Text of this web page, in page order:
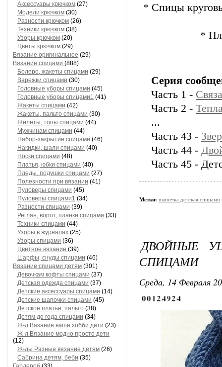
Аксессуары крючком (27)
Модели крючком (30)
Разности крючком (26)
Техники крючком (38)
Узоры крючком (20)
Цветы крючком (29)
Вязание оригинальное (29)
Вязание спицами (888)
Болеро, жакеты спицами (29)
Варежки спицами (30)
Головные уборы спицами (45)
Головные уборы спицами1 (41)
Жакеты спицами (42)
Жакеты, пальто спицами (30)
Жилеты, топы спицами (44)
Мужчинам спицами (44)
Набор-закрытие спицами (46)
Накидки, шали спицами (40)
Носки спицами (48)
Платья, юбки спицами (40)
Пледы, подушки спицами (27)
Полезности при вязании (41)
Пуловеры спицами (45)
Пуловеры спицами1 (34)
Разности спицами (39)
Реглан, ворот, планки спицами (33)
Техники спицами (44)
Узоры в журналах (25)
Узоры спицами (36)
Цветное вязание (39)
Шарфы, снуды спицами (46)
Вязание спицами детям (301)
Девочкам кофты спицами (37)
Детская одежда спицами (37)
Детские аксессуары спицами (14)
Детские шапочки спицами (45)
Детское платье, пальто (38)
Детям до года спицами (34)
Ж-л Вязание ваше хобби дети (23)
Ж-л Вязание модно просто дети
(12)
Ж-лы Разные вязание детям (26)
Сабринa детям, беби (35)
* Спицы
*
Серия
Часть 1 -
Часть 2 -
...
Часть 43 -
Часть 44 -
Часть 45 -
Метки: шапочка детская спицами
ДВОЙНЫЕ
СПИЦАМИ
Среда, 14 Февраля